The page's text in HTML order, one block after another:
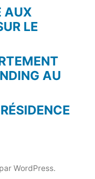
AUX
LE
AU
WordPress.